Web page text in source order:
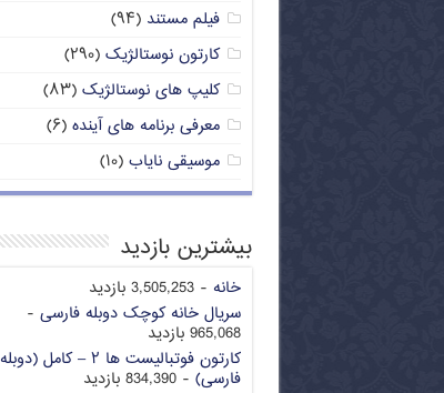
فیلم مستند (۹۴)
کارتون نوستالژیک (۲۹۰)
کلیپ های نوستالژیک (۸۳)
معرفی برنامه های آینده (۶)
موسیقی نایاب (۱۰)
بیشترین بازدید
خانه - 3,505,253 بازدید
سریال خانه کوچک دوبله فارسی -
965,068 بازدید
کارتون فوتبالیست ها ۲ – کامل (دوبله
فارسی) - 834,390 بازدید